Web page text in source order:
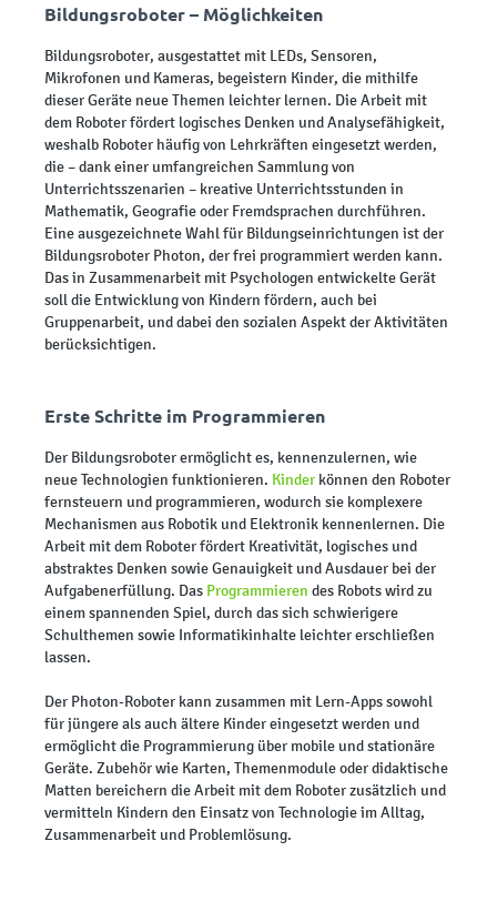
Bildungsroboter – Möglichkeiten
Bildungsroboter, ausgestattet mit LEDs, Sensoren,
Mikrofonen und Kameras, begeistern Kinder, die mithilfe
dieser Geräte neue Themen leichter lernen. Die Arbeit mit
dem Roboter fördert logisches Denken und Analysefähigkeit,
weshalb Roboter häufig von Lehrkräften eingesetzt werden,
die – dank einer umfangreichen Sammlung von
Unterrichtsszenarien – kreative Unterrichtsstunden in
Mathematik, Geografie oder Fremdsprachen durchführen.
Eine ausgezeichnete Wahl für Bildungseinrichtungen ist der
Bildungsroboter Photon, der frei programmiert werden kann.
Das in Zusammenarbeit mit Psychologen entwickelte Gerät
soll die Entwicklung von Kindern fördern, auch bei
Gruppenarbeit, und dabei den sozialen Aspekt der Aktivitäten
berücksichtigen.
Erste Schritte im Programmieren
Der Bildungsroboter ermöglicht es, kennenzulernen, wie
neue Technologien funktionieren. Kinder können den Roboter
fernsteuern und programmieren, wodurch sie komplexere
Mechanismen aus Robotik und Elektronik kennenlernen. Die
Arbeit mit dem Roboter fördert Kreativität, logisches und
abstraktes Denken sowie Genauigkeit und Ausdauer bei der
Aufgabenerfüllung. Das Programmieren des Robots wird zu
einem spannenden Spiel, durch das sich schwierigere
Schulthemen sowie Informatikinhalte leichter erschließen
lassen.
Der Photon-Roboter kann zusammen mit Lern-Apps sowohl
für jüngere als auch ältere Kinder eingesetzt werden und
ermöglicht die Programmierung über mobile und stationäre
Geräte. Zubehör wie Karten, Themenmodule oder didaktische
Matten bereichern die Arbeit mit dem Roboter zusätzlich und
vermitteln Kindern den Einsatz von Technologie im Alltag,
Zusammenarbeit und Problemlösung.